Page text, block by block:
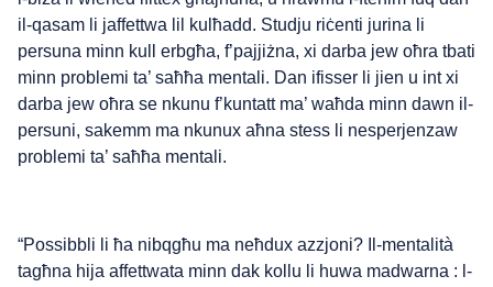
il-qasam li jaffettwa lil kulħadd. Studju riċenti jurina li
persuna minn kull erbgħa, f’pajjiżna, xi darba jew oħra tbati
minn problemi ta’ saħħa mentali. Dan ifisser li jien u int xi
darba jew oħra se nkunu f’kuntatt ma’ waħda minn dawn il-
persuni, sakemm ma nkunux aħna stess li nesperjenzaw
problemi ta’ saħħa mentali.
“Possibbli li ħa nibqgħu ma neħdux azzjoni? Il-mentalità
tagħna hija affettwata minn dak kollu li huwa madwarna : l-